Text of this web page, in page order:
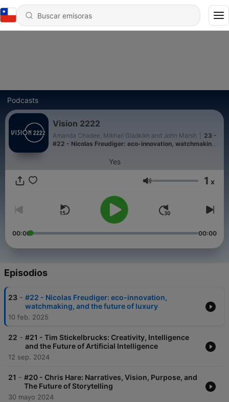
Podcasts
Vision 2222
Amanda Chadee, Mikhail Gladkikh and John Marsh
23 -
#22 - Nicolas Freudiger: eco-innovation, watchmaking,
Yes
Volumen 1 x
00:00 00:00
Episodios
23 - #22 - Nicolas Freudiger: eco-innovation,
watchmaking, and the future of luxury
10 feb. 2025
22 - #21 - Tim Stickelbrucks: Creativity, Intelligence
and the Future of Artificial Intelligence
12 sep. 2024
21 - #20 - Chris Hare: Narratives, Vision, Purpose, and
The Future of Storytelling
30 mayo 2024